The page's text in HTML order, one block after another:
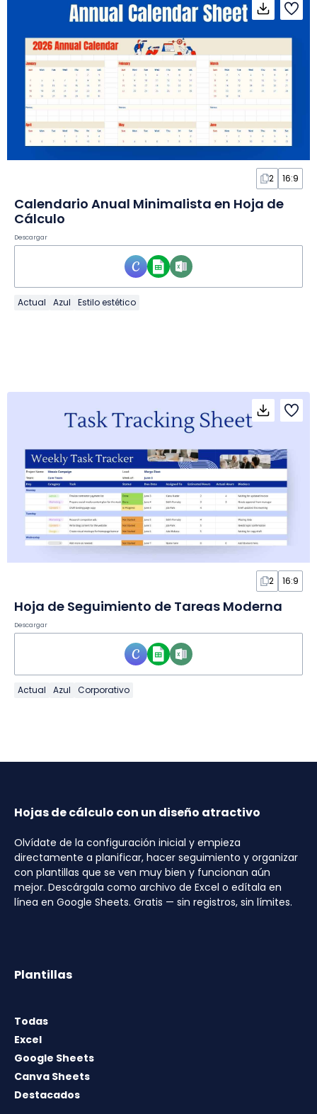
2 16:9
Calendario Anual Minimalista en Hoja de
Cálculo
Descargar
Actual Azul Estilo estético
2 16:9
Hoja de Seguimiento de Tareas Moderna
Descargar
Actual Azul Corporativo
Hojas de cálculo con un diseño atractivo
Olvídate de la configuración inicial y empieza
directamente a planificar, hacer seguimiento y organizar
con plantillas que se ven muy bien y funcionan aún
mejor. Descárgala como archivo de Excel o edítala en
línea en Google Sheets. Gratis — sin registros, sin límites.
Plantillas
Todas
Excel
Google Sheets
Canva Sheets
Destacados